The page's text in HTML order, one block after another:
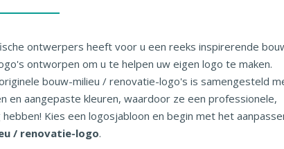
ontwerpers heeft voor u een reeks inspirerende
ontworpen om u te helpen uw eigen logo te maken.
bouw-milieu / renovatie-logo's is samengesteld
en aangepaste kleuren, waardoor ze een professionele,
Kies een logosjabloon en begin met het
/ renovatie-logo.